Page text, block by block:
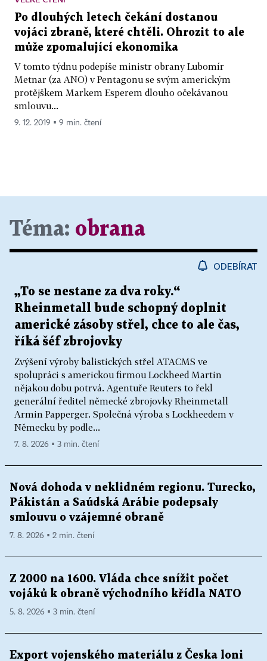
Po dlouhých letech čekání dostanou
vojáci zbraně, které chtěli. Ohrozit to ale
může zpomalující ekonomika
V tomto týdnu podepíše ministr obrany Lubomír
Metnar (za ANO) v Pentagonu se svým americkým
protějškem Markem Esperem dlouho očekávanou
smlouvu...
9. 12. 2019 ▪ 9 min. čtení
Téma: obrana
ODEBÍRAT
„To se nestane za dva roky.“
Rheinmetall bude schopný doplnit
americké zásoby střel, chce to ale čas,
říká šéf zbrojovky
Zvýšení výroby balistických střel ATACMS ve
spolupráci s americkou firmou Lockheed Martin
nějakou dobu potrvá. Agentuře Reuters to řekl
generální ředitel německé zbrojovky Rheinmetall
Armin Papperger. Společná výroba s Lockheedem v
Německu by podle...
7. 8. 2026 ▪ 3 min. čtení
Nová dohoda v neklidném regionu. Turecko,
Pákistán a Saúdská Arábie podepsaly
smlouvu o vzájemné obraně
7. 8. 2026 ▪ 2 min. čtení
Z 2000 na 1600. Vláda chce snížit počet
vojáků k obraně východního křídla NATO
5. 8. 2026 ▪ 3 min. čtení
Export vojenského materiálu z Česka loni